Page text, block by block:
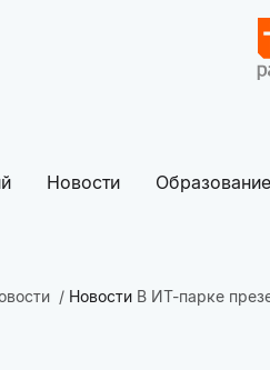
Новости Образование
Новости В ИТ-парке